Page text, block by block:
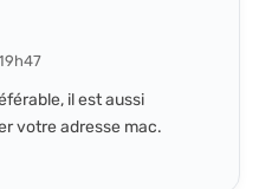
il est aussi
votre adresse mac.